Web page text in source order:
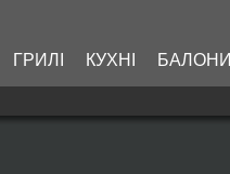
ГРИЛІ КУХНІ БАЛОНИ